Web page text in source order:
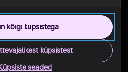
kõigi küpsistega
küpsistest
seaded